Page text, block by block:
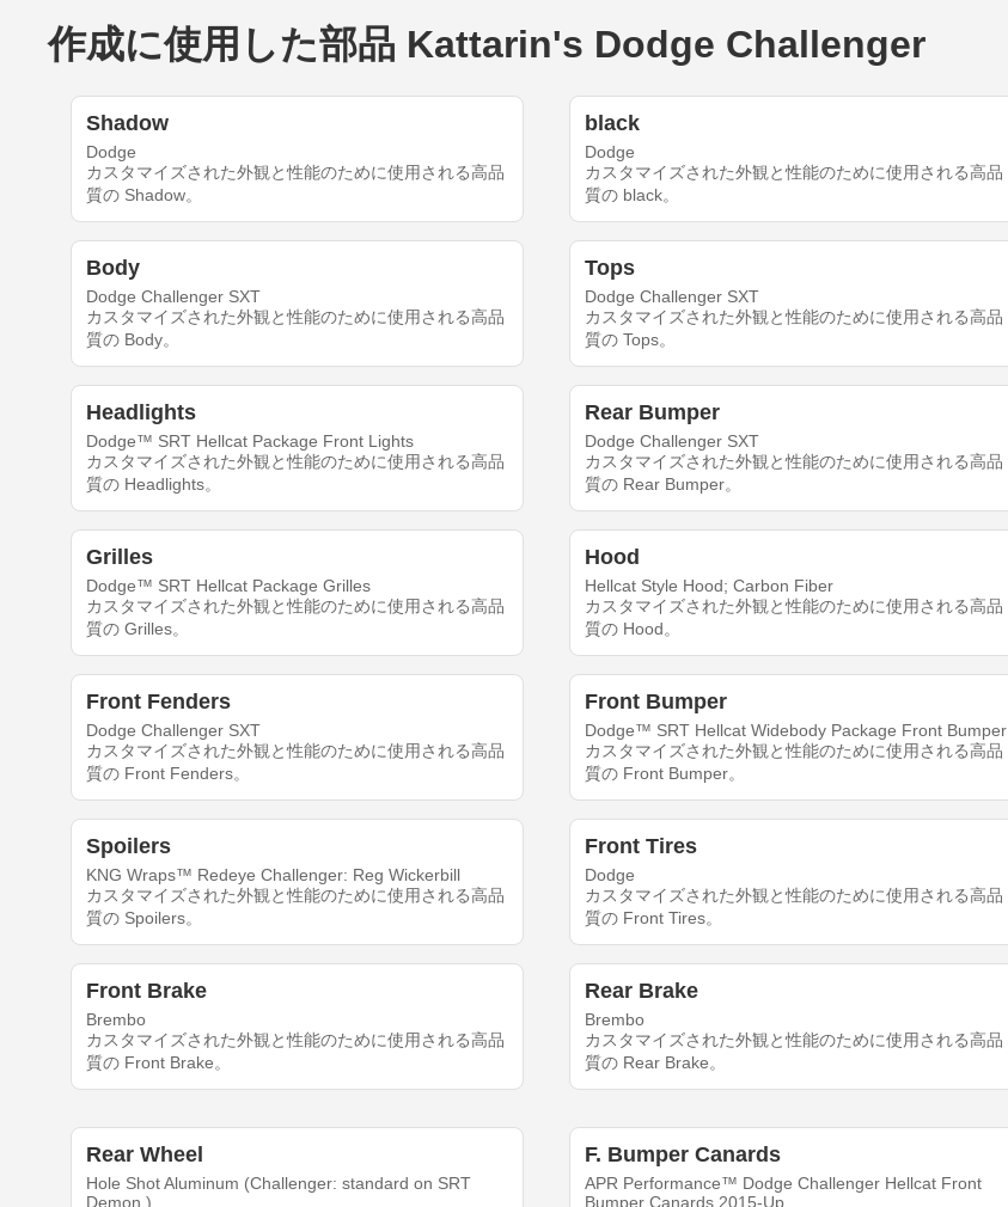
作成に使用した部品 Kattarin's Dodge Challenger
Shadow
Dodge
カスタマイズされた外観と性能のために使用される高品
質の Shadow。
black
Dodge
カスタマイズされた外観と性能のために使用される高品
質の black。
Body
Dodge Challenger SXT
カスタマイズされた外観と性能のために使用される高品
質の Body。
Tops
Dodge Challenger SXT
カスタマイズされた外観と性能のために使用される高品
質の Tops。
Headlights
Dodge™ SRT Hellcat Package Front Lights
カスタマイズされた外観と性能のために使用される高品
質の Headlights。
Rear Bumper
Dodge Challenger SXT
カスタマイズされた外観と性能のために使用される高品
質の Rear Bumper。
Grilles
Dodge™ SRT Hellcat Package Grilles
カスタマイズされた外観と性能のために使用される高品
質の Grilles。
Hood
Hellcat Style Hood; Carbon Fiber
カスタマイズされた外観と性能のために使用される高品
質の Hood。
Front Fenders
Dodge Challenger SXT
カスタマイズされた外観と性能のために使用される高品
質の Front Fenders。
Front Bumper
Dodge™ SRT Hellcat Widebody Package Front Bumper
カスタマイズされた外観と性能のために使用される高品
質の Front Bumper。
Spoilers
KNG Wraps™ Redeye Challenger: Reg Wickerbill
カスタマイズされた外観と性能のために使用される高品
質の Spoilers。
Front Tires
Dodge
カスタマイズされた外観と性能のために使用される高品
質の Front Tires。
Front Brake
Brembo
カスタマイズされた外観と性能のために使用される高品
質の Front Brake。
Rear Brake
Brembo
カスタマイズされた外観と性能のために使用される高品
質の Rear Brake。
Rear Wheel
Hole Shot Aluminum (Challenger: standard on SRT
Demon )
F. Bumper Canards
APR Performance™ Dodge Challenger Hellcat Front
Bumper Canards 2015-Up